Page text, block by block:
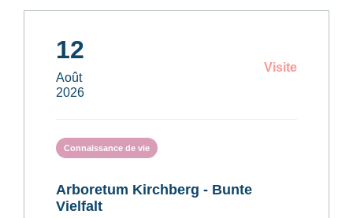
12
Août
2026
Visite
Connaissance de vie
Arboretum Kirchberg - Bunte
Vielfalt